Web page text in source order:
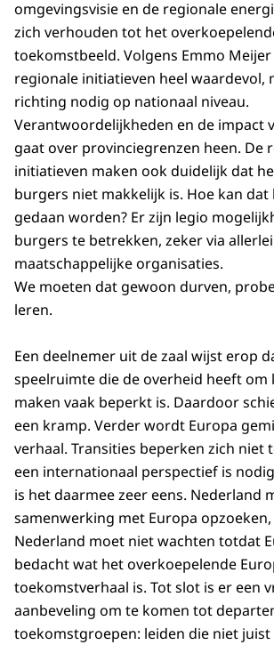
omgevingsvisie en de regionale
zich verhouden tot het
toekomstbeeld. Volgens Emmo
regionale initiatieven heel waardevol,
richting nodig op nationaal niveau.
Verantwoordelijkheden en de impact
gaat over provinciegrenzen heen. De
initiatieven maken ook duidelijk dat
burgers niet makkelijk is. Hoe kan dat
gedaan worden? Er zijn legio
burgers te betrekken, zeker via allerlei
maatschappelijke organisaties.
We moeten dat gewoon durven,
leren.
Een deelnemer uit de zaal wijst erop
speelruimte die de overheid heeft om
maken vaak beperkt is. Daardoor
een kramp. Verder wordt Europa
verhaal. Transities beperken zich niet
een internationaal perspectief is
is het daarmee zeer eens. Nederland
samenwerking met Europa
Nederland moet niet wachten totdat
bedacht wat het overkoepelende
toekomstverhaal is. Tot slot is er een
aanbeveling om te komen tot
toekomstgroepen: leiden die niet